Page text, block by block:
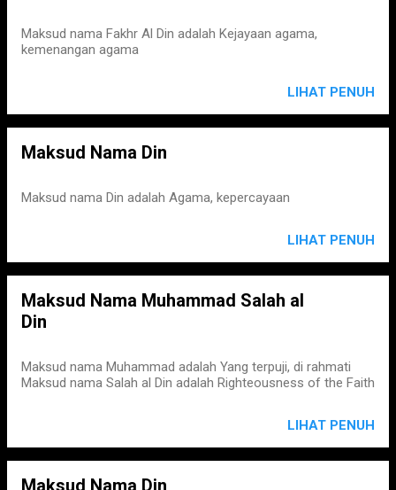
Maksud nama Fakhr Al Din adalah Kejayaan agama,
kemenangan agama
LIHAT PENUH
Maksud Nama Din
Maksud nama Din adalah Agama, kepercayaan
LIHAT PENUH
Maksud Nama Muhammad Salah al
Din
Maksud nama Muhammad adalah Yang terpuji, di rahmati
Maksud nama Salah al Din adalah Righteousness of the Faith
LIHAT PENUH
Maksud Nama Din